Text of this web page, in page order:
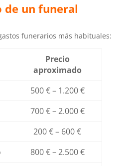
de un funeral
funerarios más habituales:
Precio
aproximado
500 € – 1.200 €
700 € – 2.000 €
200 € – 600 €
800 € – 2.500 €